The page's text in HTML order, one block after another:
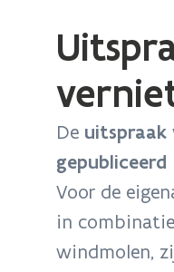
laden.
bevindt
Uitspraak
Grondwettelijk
De uitspraak
gepubliceerd
Voor de
in
windmolen,